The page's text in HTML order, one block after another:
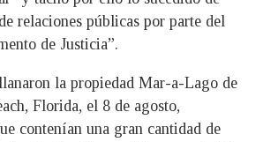
relaciones públicas por parte del
de Justicia”.
la propiedad Mar-a-Lago de
Florida, el 8 de agosto,
contenían una gran cantidad de